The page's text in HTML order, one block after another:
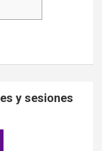
y sesiones